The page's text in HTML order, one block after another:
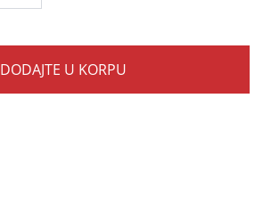
DODAJTE U KORPU